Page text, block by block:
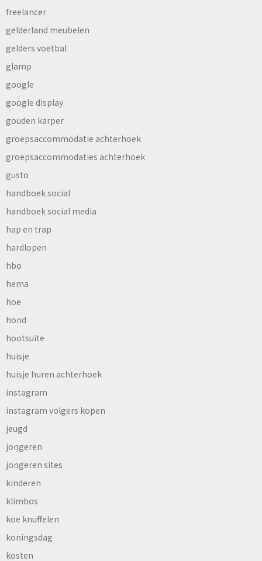
freelancer
gelderland meubelen
gelders voetbal
glamp
google
google display
gouden karper
groepsaccommodatie achterhoek
groepsaccommodaties achterhoek
gusto
handboek social
handboek social media
hap en trap
hardlopen
hbo
hema
hoe
hond
hootsuite
huisje
huisje huren achterhoek
instagram
instagram volgers kopen
jeugd
jongeren
jongeren sites
kinderen
klimbos
koe knuffelen
koningsdag
kosten